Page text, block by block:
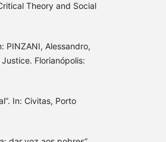
Theory and Social
PINZANI, Alessandro,
Florianópolis:
In: Civitas, Porto